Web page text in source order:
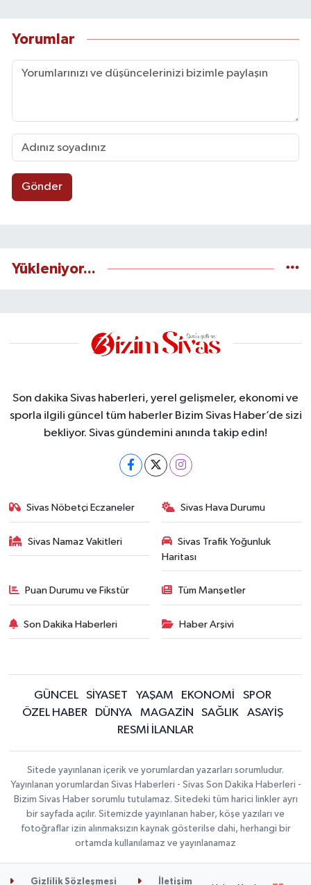
Yorumlar
Gönder
Yükleniyor...
Son dakika Sivas haberleri, yerel gelişmeler, ekonomi ve
sporla ilgili güncel tüm haberler Bizim Sivas Haber’de sizi
bekliyor. Sivas gündemini anında takip edin!
Sivas Nöbetçi Eczaneler Sivas Hava Durumu
Sivas Namaz Vakitleri
Sivas Trafik Yoğunluk
Haritası
Puan Durumu ve Fikstür Tüm Manşetler
Son Dakika Haberleri Haber Arşivi
GÜNCEL SİYASET YAŞAM EKONOMİ
SPOR
ÖZEL HABER
DÜNYA MAGAZİN SAĞLIK
ASAYİŞ
RESMİ İLANLAR
Sitede yayınlanan içerik ve yorumlardan yazarları sorumludur.
Yayınlanan yorumlardan Sivas Haberleri - Sivas Son Dakika Haberleri -
Bizim Sivas Haber sorumlu tutulamaz. Sitedeki tüm harici linkler ayrı
bir sayfada açılır. Sitemizde yayınlanan haber, köşe yazıları ve
fotoğraflar izin alınmaksızın kaynak gösterilse dahi, herhangi bir
ortamda kullanılamaz ve yayınlanamaz
Gizlilik Sözleşmesi İletişim